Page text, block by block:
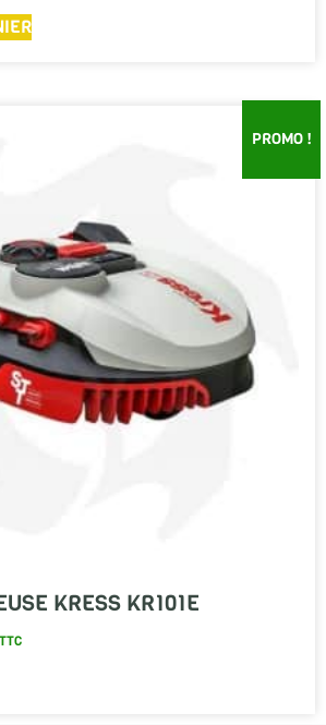
PROMO !
KRESS KR101E
TTC